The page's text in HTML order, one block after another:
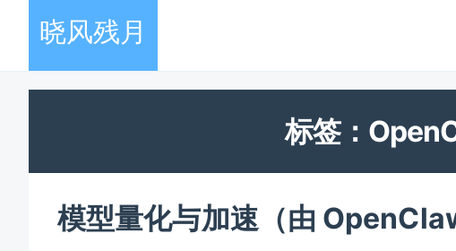
晓风残月
标签：
模型量化与加速（由